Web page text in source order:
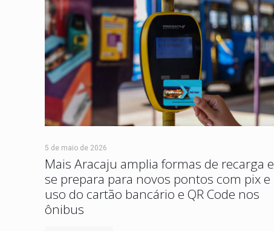
5 de maio de 2026
Mais Aracaju amplia formas de recarga e
se prepara para novos pontos com pix e
uso do cartão bancário e QR Code nos
ônibus